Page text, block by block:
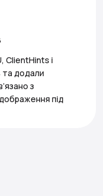
ClientHints і
та додали
з
під